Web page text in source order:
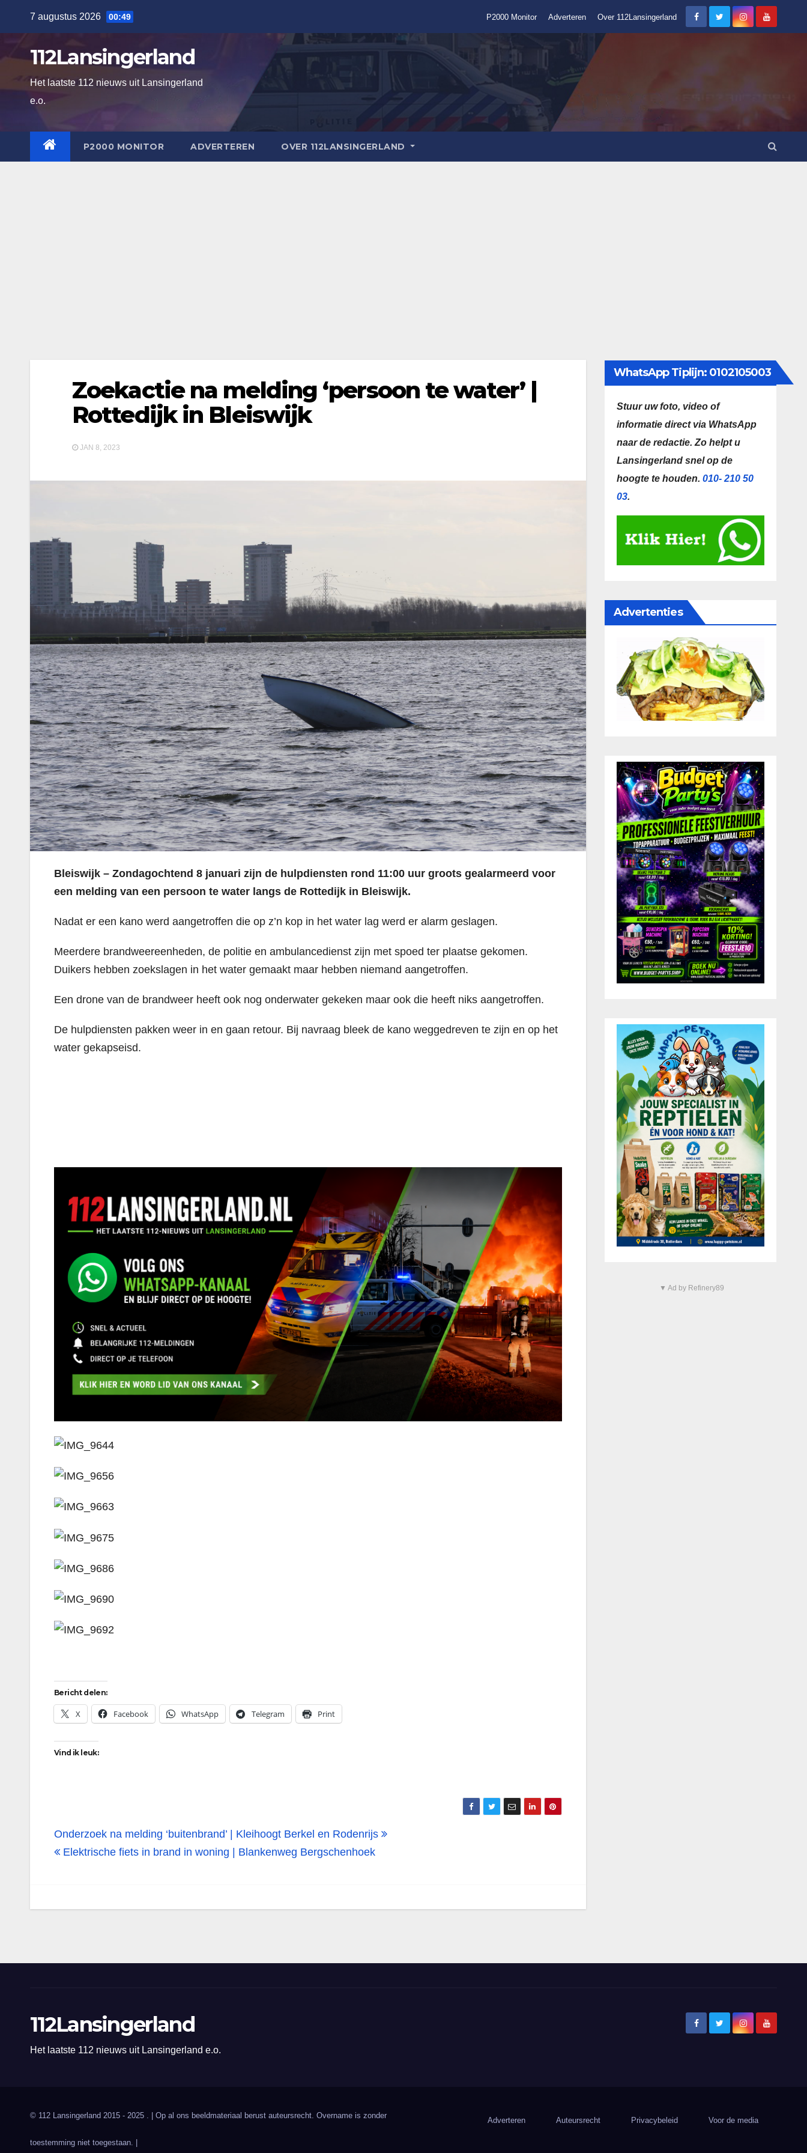
inhoud
7 augustus 2026 00:49 P2000 Monitor Adverteren Over 112Lansingerland
112Lansingerland
Het laatste 112 nieuws uit Lansingerland
e.o.
P2000 MONITOR ADVERTEREN OVER 112LANSINGERLAND
Zoekactie na melding ‘persoon te water’ |
Rottedijk in Bleiswijk
JAN 8, 2023
Bleiswijk – Zondagochtend 8 januari zijn de hulpdiensten rond 11:00 uur groots gealarmeerd voor
een melding van een persoon te water langs de Rottedijk in Bleiswijk.
Nadat er een kano werd aangetroffen die op z’n kop in het water lag werd er alarm geslagen.
Meerdere brandweereenheden, de politie en ambulancedienst zijn met spoed ter plaatse gekomen.
Duikers hebben zoekslagen in het water gemaakt maar hebben niemand aangetroffen.
Een drone van de brandweer heeft ook nog onderwater gekeken maar ook die heeft niks aangetroffen.
De hulpdiensten pakken weer in en gaan retour. Bij navraag bleek de kano weggedreven te zijn en op het
water gekapseisd.
Bericht delen:
X Facebook WhatsApp Telegram Print
Vind ik leuk:
Bericht
navigatie
Onderzoek na melding ‘buitenbrand’ | Kleihoogt Berkel en Rodenrijs
Elektrische fiets in brand in woning | Blankenweg Bergschenhoek
WhatsApp Tiplijn: 0102105003
Stuur uw foto, video of
informatie direct via WhatsApp
naar de redactie. Zo helpt u
Lansingerland snel op de
hoogte te houden. 010- 210 50
03.
Advertenties
▼ Ad by Refinery89
112Lansingerland
Het laatste 112 nieuws uit Lansingerland e.o.
© 112 Lansingerland 2015 - 2025 . | Op al ons beeldmateriaal berust auteursrecht. Overname is zonder
toestemming niet toegestaan. |
Adverteren Auteursrecht Privacybeleid Voor de media